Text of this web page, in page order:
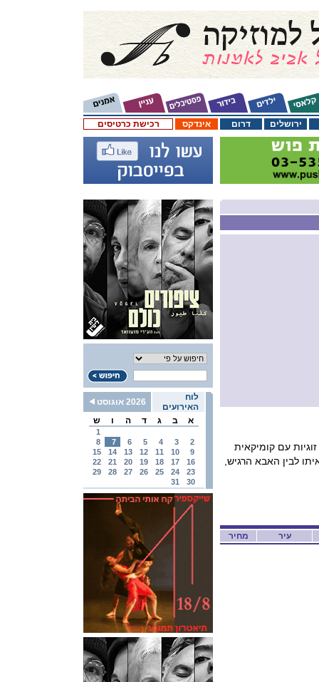
רכישת כרטיסים אינדקס דרום ירושלים
לוח
האירועים
2026 אוגוסט
א
ב ג ד ה ו ש
1
2
3
4
5
6
7
8
9
10
11
12
13
14
15
16
17
18
19
20
21
22
23
24
25
26
27
28
29
30
31
עם קומיקאית
לבין האבא הרגיש,
מחיר עיר